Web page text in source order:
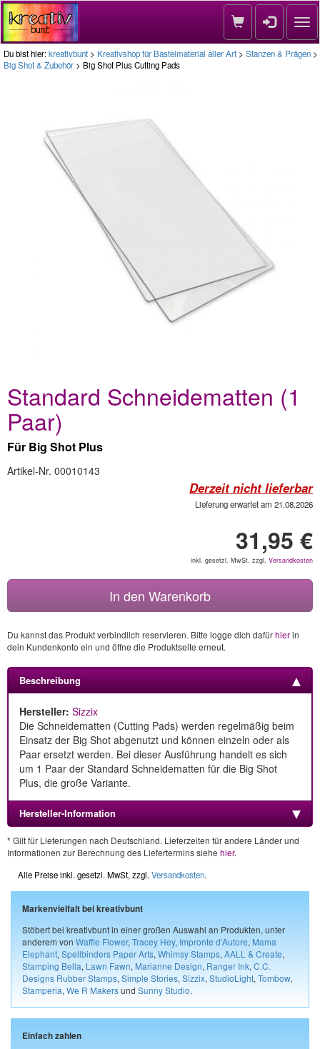
Du bist hier:kreativbunt > Kreativshop für Bastelmaterial aller Art > Stanzen & Prägen >
Big Shot & Zubehör > Big Shot Plus Cutting Pads
Standard Schneidematten (1
Paar)
Für Big Shot Plus
Artikel-Nr. 00010143
Derzeit nicht lieferbar
Lieferung erwartet am 21.08.2026
31,95 €
inkl. gesetzl. MwSt, zzgl. Versandkosten
In den Warenkorb
Du kannst das Produkt verbindlich reservieren. Bitte logge dich dafürhierin
dein Kundenkonto ein und öffne die Produktseite erneut.
Beschreibung
Hersteller: Sizzix
Die Schneidematten (Cutting Pads) werden regelmäßig beim
Einsatz der Big Shot abgenutzt und können einzeln oder als
Paar ersetzt werden. Bei dieser Ausführung handelt es sich
um 1 Paar der Standard Schneidematten für die Big Shot
Plus, die große Variante.
Hersteller-Information
* Gilt für Lieferungen nach Deutschland. Lieferzeiten für andere Länder und
Informationen zur Berechnung des Liefertermins siehe hier.
Alle Preise inkl. gesetzl. MwSt, zzgl. Versandkosten.
Markenvielfalt bei kreativbunt
Stöbert bei kreativbunt in einer großen Auswahl an Produkten, unter
anderem von Waffle Flower, Tracey Hey, Impronte d'Autore, Mama
Elephant, Spellbinders Paper Arts, Whimsy Stamps, AALL & Create,
Stamping Bella, Lawn Fawn, Marianne Design, Ranger Ink, C.C.
Designs Rubber Stamps, Simple Stories, Sizzix, StudioLight, Tombow,
Stamperia, We R Makersund Sunny Studio.
Einfach zahlen